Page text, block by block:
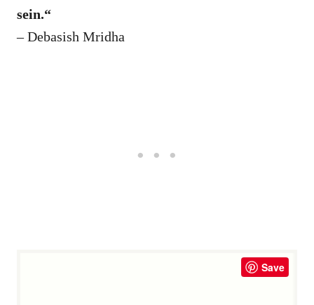
sein.“
– Debasish Mridha
Save